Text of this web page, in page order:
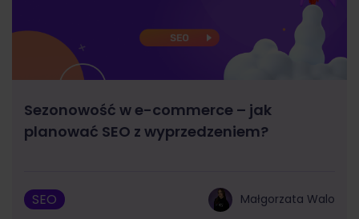
Sezonowość w e-commerce – jak
planować SEO z wyprzedzeniem?
SEO Małgorzata Walo